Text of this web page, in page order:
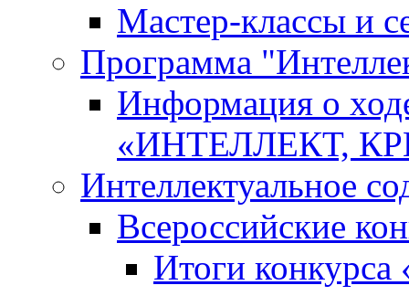
Мастер-классы и
Программа
Информация о
«ИНТЕЛЛЕКТ,
Интеллектуальное
Всероссийские
Итоги конкурса